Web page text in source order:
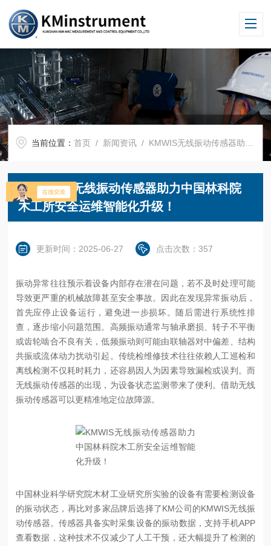
当前位置：首页 / 新闻资讯 / KMWIS无线振动传感器助力中国林科院木工所安全运维智能化升级！
KMWIS无线振动传感器助力中国林科院
木工所安全运维智能化升级！
更新时间：2025-06-27 点击次数：357
振动异常往往预示着设备内部存在潜在问题，若不及时处理可能
导致更严重的机械故障甚至安全事故。因此在发现异常振动后，
首先应停止设备运行，避免进一步损坏。随后需进行系统性排
查，逐步缩小问题范围。高频振动通常与轴承磨损、转子不平衡
或齿轮啮合不良有关，低频振动则可能由联轴器对中偏差、结构
共振或流体动力扰动引起。传统检维修技术往往依赖人工巡检和
离线检测不仅耗时耗力，还容易因人为因素导致漏检或误判。而
无线振动传感器的出现，为设备状态监测带来了便利。借助无线
振动传感器可以更精准地定位故障源。
中国林业科学研究院木材工业研究所实验的设备有需要检测设备
的振动状态，再比对多家品牌后选择了KM公司的KMWIS无线振
动传感器。传感器具备实时采集设备的振动数据，支持手机APP
查看数据，这种技术不仅减少了人工干预，还大幅提升了检测的